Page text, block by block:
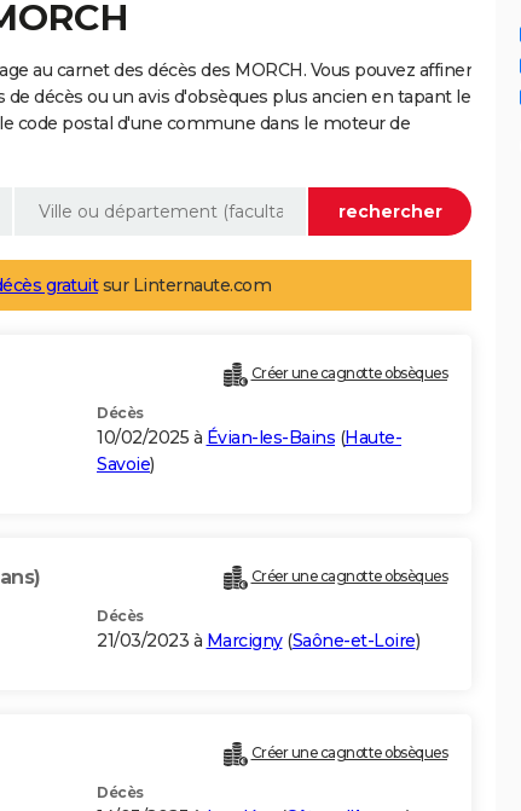
au carnet des décès des MORCH. Vous pouvez affiner
décès ou un avis d'obsèques plus ancien en tapant le
code postal d'une commune dans le moteur de
gratuitsur Linternaute.com
Créer une cagnotte obsèques
Décès
10/02/2025 à Évian-les-Bains (Haute-
Savoie)
Créer une cagnotte obsèques
Décès
21/03/2023 à Marcigny(Saône-et-Loire)
Créer une cagnotte obsèques
Décès